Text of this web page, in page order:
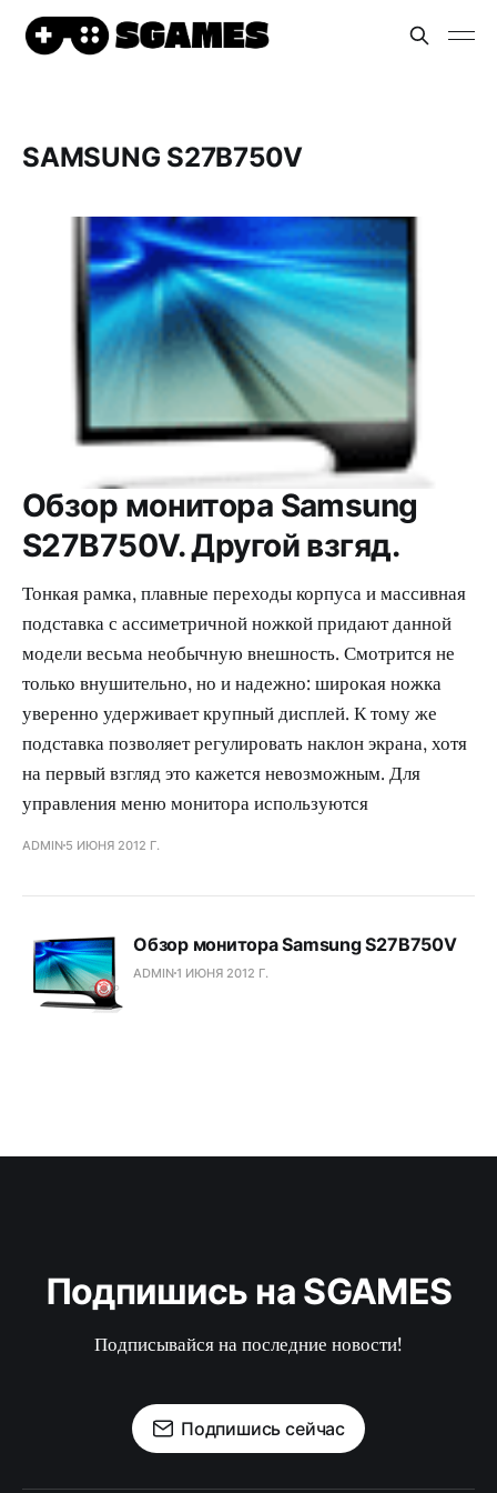
SAMSUNG S27B750V
Обзор монитора Samsung
S27B750V. Другой взгяд.
Тонкая рамка, плавные переходы корпуса и массивная
подставка с ассиметричной ножкой придают данной
модели весьма необычную внешность. Смотрится не
только внушительно, но и надежно: широкая ножка
уверенно удерживает крупный дисплей. К тому же
подставка позволяет регулировать наклон экрана, хотя
на первый взгляд это кажется невозможным. Для
управления меню монитора используются
ADMIN 5 ИЮНЯ 2012 Г.
Обзор монитора Samsung S27B750V
ADMIN1 ИЮНЯ 2012 Г.
Подпишись на SGAMES
Подписывайся на последние новости!
Подпишись сейчас